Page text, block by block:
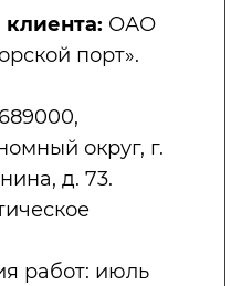
ОАО
порт».
689000,
округ, г.
д. 73.
работ: июль